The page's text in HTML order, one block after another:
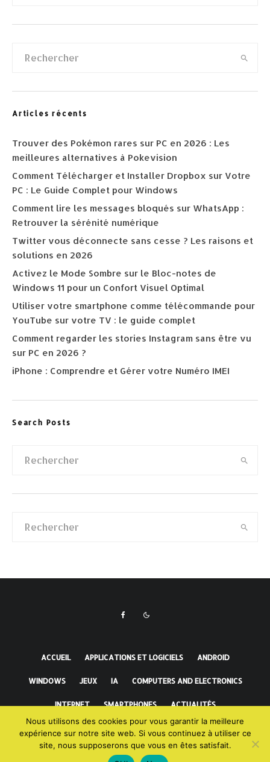
Articles récents
Trouver des Pokémon rares sur PC en 2026 : Les
meilleures alternatives à Pokevision
Comment Télécharger et Installer Dropbox sur Votre
PC : Le Guide Complet pour Windows
Comment lire les messages bloqués sur WhatsApp :
Retrouver la sérénité numérique
Twitter vous déconnecte sans cesse ? Les raisons et
solutions en 2026
Activez le Mode Sombre sur le Bloc-notes de
Windows 11 pour un Confort Visuel Optimal
Utiliser votre smartphone comme télécommande pour
YouTube sur votre TV : le guide complet
Comment regarder les stories Instagram sans être vu
sur PC en 2026 ?
iPhone : Comprendre et Gérer votre Numéro IMEI
Search Posts
ACCUEIL APPLICATIONS ET LOGICIELS ANDROID
WINDOWS JEUX IA COMPUTERS AND ELECTRONICS
INTERNET SMARTPHONES ACTUALITÉS
FAITS INCROYABLES
Nous utilisons des cookies pour vous garantir la meilleure
expérience sur notre site web. Si vous continuez à utiliser ce
site, nous supposerons que vous en êtes satisfait.